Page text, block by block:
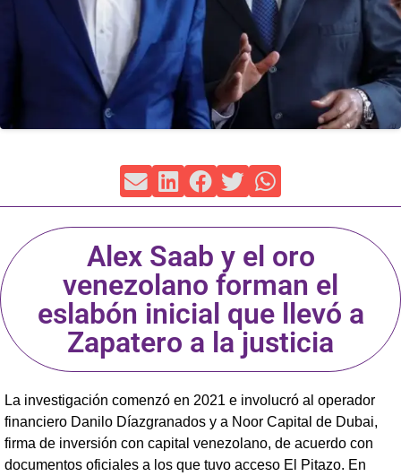
Alex Saab y el oro
venezolano forman el
eslabón inicial que llevó a
Zapatero a la justicia
La investigación comenzó en 2021 e involucró al operador
financiero Danilo Díazgranados y a Noor Capital de Dubai,
firma de inversión con capital venezolano, de acuerdo con
documentos oficiales a los que tuvo acceso El Pitazo. En